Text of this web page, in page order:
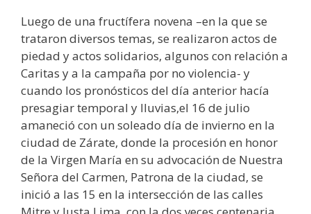
Luego de una fructífera novena –en la que se
trataron diversos temas, se realizaron actos de
piedad y actos solidarios, algunos con relación a
Caritas y a la campaña por no violencia- y
cuando los pronósticos del día anterior hacía
presagiar temporal y lluvias,el 16 de julio
amaneció con un soleado día de invierno en la
ciudad de Zárate, donde la procesión en honor
de la Virgen María en su advocación de Nuestra
Señora del Carmen, Patrona de la ciudad, se
inició a las 15 en la intersección de las calles